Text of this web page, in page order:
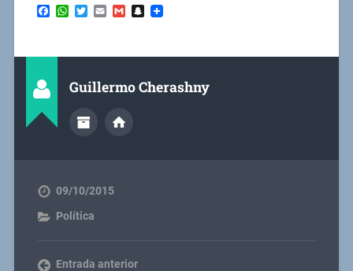
Facebook
WhatsApp
Twitter
EmailGmailSnapchat
Guillermo Cherashny
09/10/2015
Política
Entrada anterior